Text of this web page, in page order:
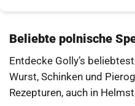
Beliebte polnische
Entdecke Golly’s
Wurst, Schinken und
Rezepturen, auch in